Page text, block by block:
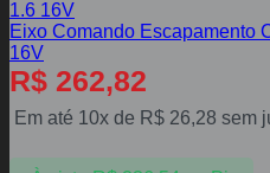
Eixo Comando Escapamento
16V
R$ 262,82
Em até 10x de R$ 26,28 sem